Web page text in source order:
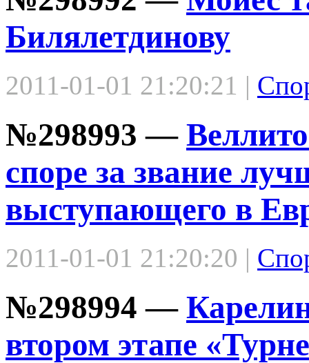
Билялетдинову
2011-01-01 21:20:21 |
№298993 —
споре за звание
выступающего в
2011-01-01 21:20:20 |
№298994 —
втором этапе